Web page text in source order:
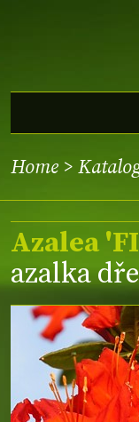
Home >
Azalea
azalka